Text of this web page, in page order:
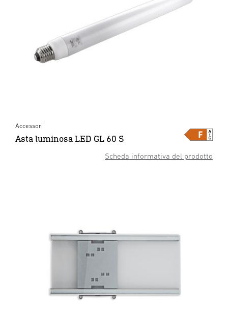
Scheda informativa del prodotto
Accessori
Asta luminosa LED GL 60 S